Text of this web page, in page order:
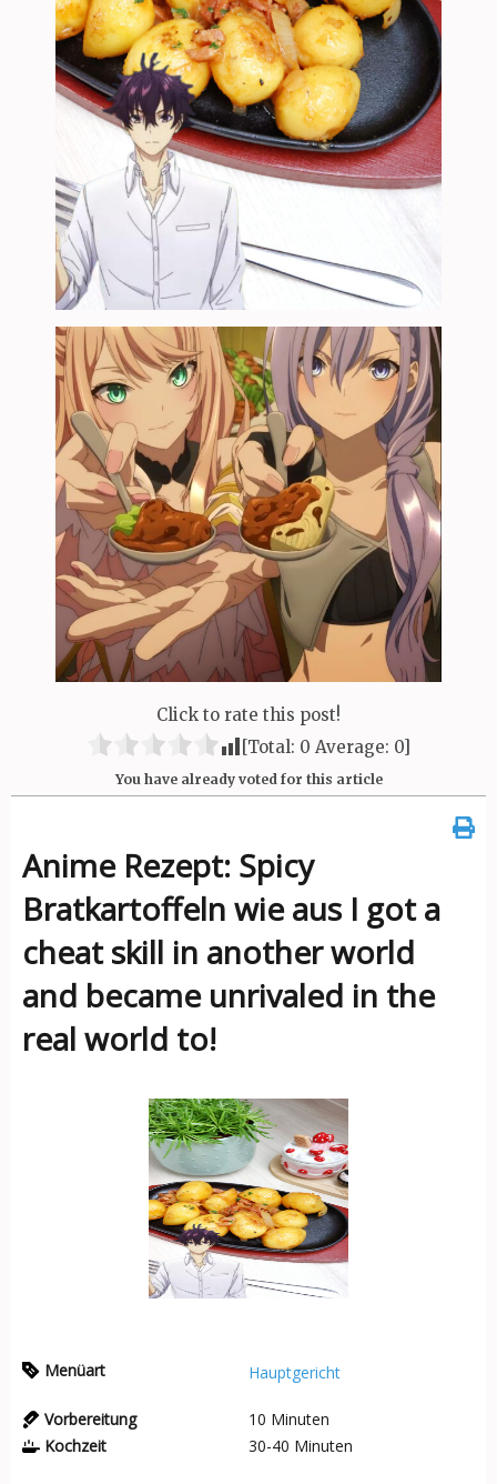
Click to rate this post!
[Total: 0 Average: 0]
You have already voted for this article
Anime Rezept: Spicy
Bratkartoffeln wie aus I got a
cheat skill in another world
and became unrivaled in the
real world to!
Menüart Hauptgericht
Vorbereitung 10 Minuten
Kochzeit
30-40 Minuten